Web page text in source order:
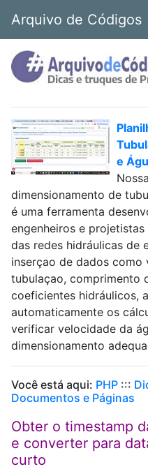
Arquivo de Códigos
e
dimensionamento de
é uma ferramenta
engenheiros e
das redes hidráulicas de
inserçao de dados como
tubulaçao, comprimento
coeficientes hidráulicos,
automaticamente os
verificar velocidade da
dimensionamento
Você está aqui: PHP :::
Documentos e Páginas
Obter o timestamp
e converter para
curto